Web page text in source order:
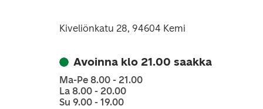
Kiveliönkatu 28, 94604 Kemi
Avoinna klo 21.00 saakka
Ma-Pe 8.00 - 21.00
La 8.00 - 20.00
Su 9.00 - 19.00